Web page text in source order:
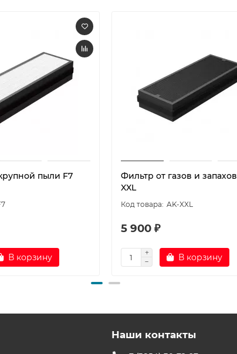
пыли F7
В корзину
Фильтр от газов и
XXL
AK-XXL
5 900 ₽
В корзину
Наши контакты